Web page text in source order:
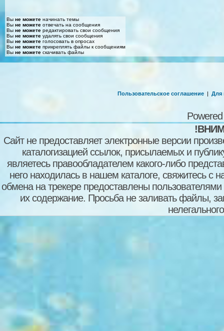
Вы не можете начинать темы
Вы не можете отвечать на сообщения
Вы не можете редактировать свои сообщения
Вы не можете удалять свои сообщения
Вы не можете голосовать в опросах
Вы не можете прикреплять файлы к сообщениям
Вы не можете скачивать файлы
Пользовательское соглашение | Для
Сайт не предоставляет электронные версии
каталогизацией ссылок, присылаемых и
являетесь правообладателем какого-либо
него находилась в нашем каталоге, свяжитесь
обмена на трекере предоставлены пользователями
их содержание. Просьба не заливать файлы,